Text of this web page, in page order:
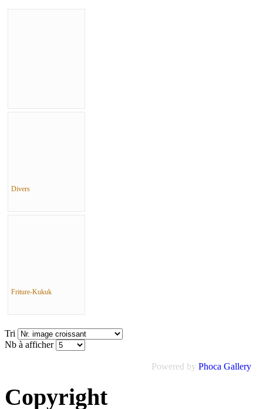
Divers
Friture-Kukuk
Tri
Nb à afficher
Powered by Phoca Gallery
Copyright